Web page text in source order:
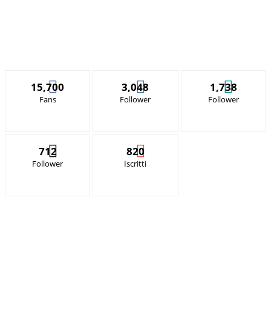
15,700
Fans
3,048
Follower
1,738
Follower
712
Follower
820
Iscritti